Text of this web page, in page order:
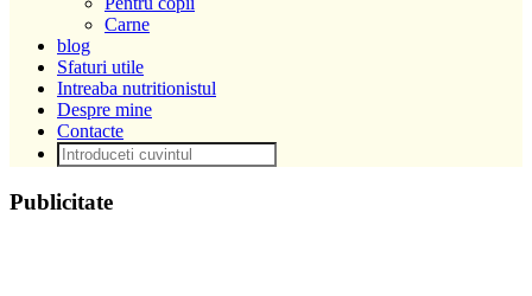
Carne
blog
Sfaturi utile
Intreaba nutritionistul
Despre mine
Contacte
Publicitate